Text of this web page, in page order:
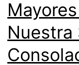
Nuestra